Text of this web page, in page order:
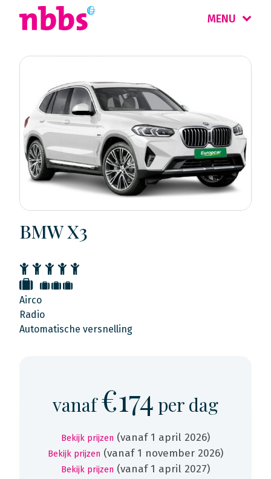
MENU
BMW X3
Airco
Radio
Automatische versnelling
vanaf€174 per dag
Bekijk prijzen (vanaf 1 april 2026)
Bekijk prijzen (vanaf 1 november 2026)
Bekijk prijzen (vanaf 1 april 2027)